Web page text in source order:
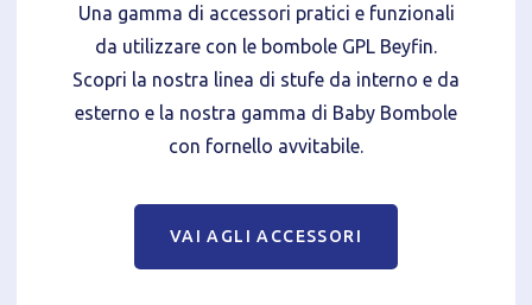
Una gamma di accessori pratici e funzionali
da utilizzare con le bombole GPL Beyfin.
Scopri la nostra linea di stufe da interno e da
esterno e la nostra gamma di Baby Bombole
con fornello avvitabile.
VAI AGLI ACCESSORI